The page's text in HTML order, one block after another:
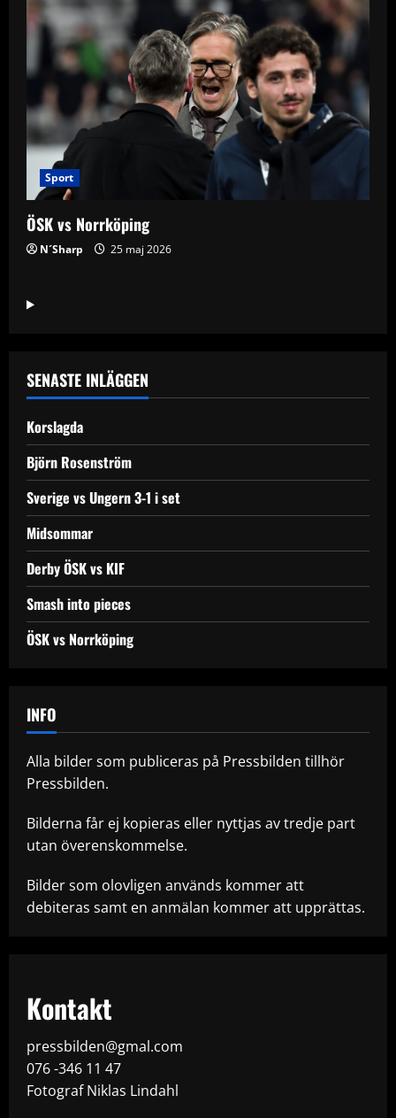
Sport
ÖSK vs Norrköping
N´Sharp 25 maj 2026
SENASTE INLÄGGEN
Korslagda
Björn Rosenström
Sverige vs Ungern 3-1 i set
Midsommar
Derby ÖSK vs KIF
Smash into pieces
ÖSK vs Norrköping
INFO
Alla bilder som publiceras på Pressbilden tillhör
Pressbilden.
Bilderna får ej kopieras eller nyttjas av tredje part
utan överenskommelse.
Bilder som olovligen används kommer att
debiteras samt en anmälan kommer att upprättas.
Kontakt
pressbilden@gmal.com
076 -346 11 47
Fotograf Niklas Lindahl